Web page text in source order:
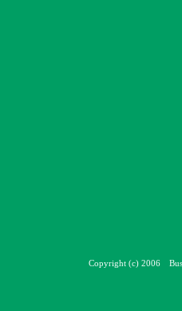
Copyright (c) 2006